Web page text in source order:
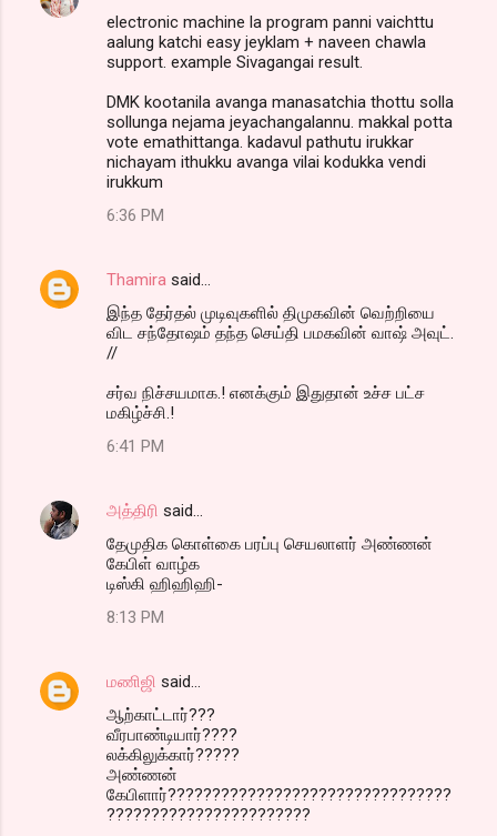
electronic machine la program panni vaichttu
aalung katchi easy jeyklam + naveen chawla
support. example Sivagangai result.
DMK kootanila avanga manasatchia thottu solla
sollunga nejama jeyachangalannu. makkal potta
vote emathittanga. kadavul pathutu irukkar
nichayam ithukku avanga vilai kodukka vendi
irukkum
6:36 PM
Thamira said…
இந்த தேர்தல் முடிவுகளில் திமுகவின் வெற்றியை
விட சந்தோஷம் தந்த செய்தி பமகவின் வாஷ் அவுட்.
//
சர்வ நிச்சயமாக.! எனக்கும் இதுதான் உச்ச பட்ச
மகிழ்ச்சி.!
6:41 PM
அத்திரி said…
தேமுதிக கொள்கை பரப்பு செயலாளர் அண்ணன்
கேபிள் வாழ்க
டிஸ்கி ஹிஹிஹி-
8:13 PM
மணிஜி said…
ஆற்காட்டார்???
வீரபாண்டியார்????
லக்கிலுக்கார்?????
அண்ணன்
கேபிளார்????????????????????????????????
???????????????????????